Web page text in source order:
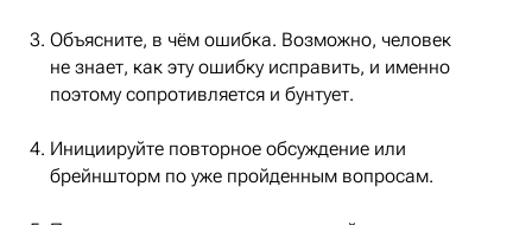
Объясните, в чём ошибка. Возможно, человек
не знает, как эту ошибку исправить, и именно
поэтому сопротивляется и бунтует.
Инициируйте повторное обсуждение или
брейншторм по уже пройденным вопросам.